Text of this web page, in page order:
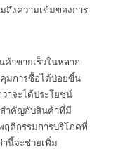
ถึงความเข้มของการ
าขายเร็วในหลาก
มการซื้อได้บ่อยขึ้น
าจะได้ประโยชน์
ำคัญกับสินค้าที่มี
ฤติกรรมการบริโภคที่
นี้จะช่วยเพิ่ม